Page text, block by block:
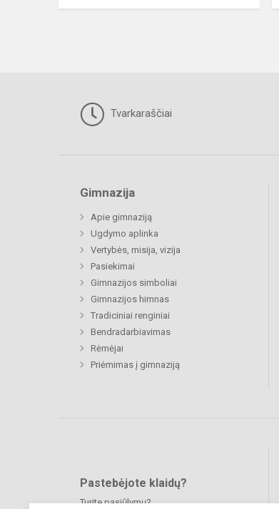
Tvarkaraščiai
Gimnazija
Apie gimnaziją
Ugdymo aplinka
Vertybės, misija, vizija
Pasiekimai
Gimnazijos simboliai
Gimnazijos himnas
Tradiciniai renginiai
Bendradarbiavimas
Rėmėjai
Priėmimas į gimnaziją
Pastebėjote klaidų?
Turite pasiūlymų?